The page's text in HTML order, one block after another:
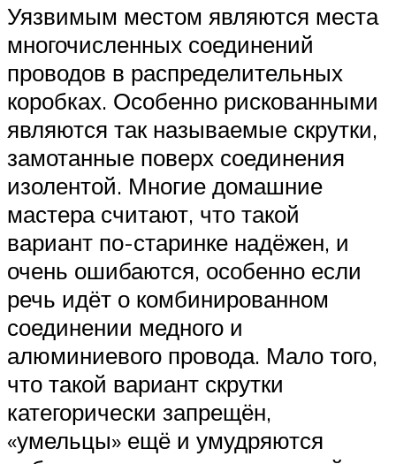
Уязвимым местом являются места
многочисленных соединений
проводов в распределительных
коробках. Особенно рискованными
являются так называемые скрутки,
замотанные поверх соединения
изолентой. Многие домашние
мастера считают, что такой
вариант по-старинке надёжен, и
очень ошибаются, особенно если
речь идёт о комбинированном
соединении медного и
алюминиевого провода. Мало того,
что такой вариант скрутки
категорически запрещён,
«умельцы» ещё и умудряются